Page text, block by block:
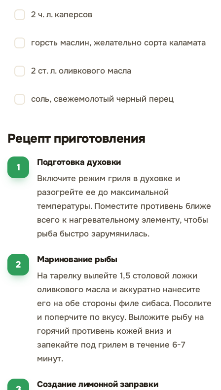
2 ч. л. каперсов
горсть маслин, желательно сорта каламата
2 ст. л. оливкового масла
соль, свежемолотый черный перец
Рецепт приготовления
Подготовка духовки
Включите режим гриля в духовке и
разогрейте ее до максимальной
температуры. Поместите противень ближе
всего к нагревательному элементу, чтобы
рыба быстро зарумянилась.
Маринование рыбы
На тарелку вылейте 1,5 столовой ложки
оливкового масла и аккуратно нанесите
его на обе стороны филе сибаса. Посолите
и поперчите по вкусу. Выложите рыбу на
горячий противень кожей вниз и
запекайте под грилем в течение 6-7
минут.
Создание лимонной заправки